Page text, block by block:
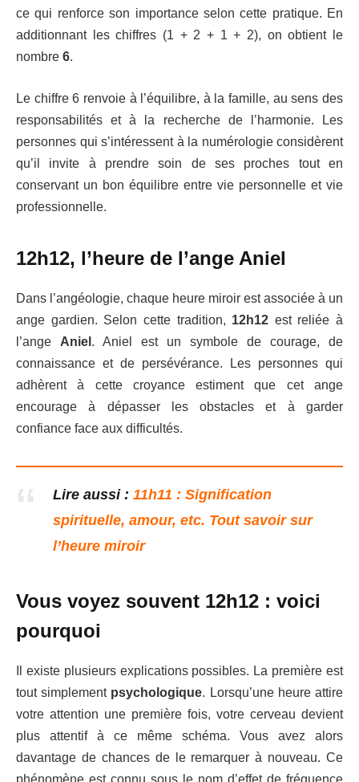
ce qui renforce son importance selon cette pratique. En
additionnant les chiffres (1 + 2 + 1 + 2), on obtient le
nombre 6.
Le chiffre 6 renvoie à l’équilibre, à la famille, au sens des
responsabilités et à la recherche de l’harmonie. Les
personnes qui s’intéressent à la numérologie considèrent
qu’il invite à prendre soin de ses proches tout en
conservant un bon équilibre entre vie personnelle et vie
professionnelle.
12h12, l’heure de l’ange Aniel
Dans l’angéologie, chaque heure miroir est associée à un
ange gardien. Selon cette tradition, 12h12 est reliée à
l’ange Aniel . Aniel est un symbole de courage, de
connaissance et de persévérance. Les personnes qui
adhèrent à cette croyance estiment que cet ange
encourage à dépasser les obstacles et à garder
confiance face aux difficultés.
Lire aussi :11h11 : Signification
spirituelle, amour, etc. Tout savoir sur
l’heure miroir
Vous voyez souvent 12h12 : voici
pourquoi
Il existe plusieurs explications possibles. La première est
tout simplement psychologique. Lorsqu’une heure attire
votre attention une première fois, votre cerveau devient
plus attentif à ce même schéma. Vous avez alors
davantage de chances de le remarquer à nouveau. Ce
phénomène est connu sous le nom d’effet de fréquence